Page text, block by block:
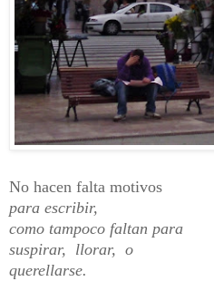
No hacen falta motivos
para escribir,
como tampoco faltan para
suspirar, llorar, o
querellarse.